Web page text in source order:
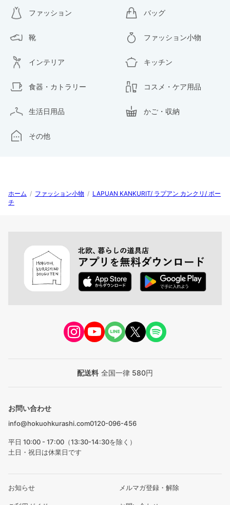
ファッション バッグ
靴 ファッション小物
インテリア キッチン
食器・カトラリー コスメ・ケア用品
生活日用品 かご・収納
その他
ホーム / ファッション小物 / LAPUAN KANKURIT/ ラプアン カンクリ/ ポー
チ
配送料 全国一律 580円
お問い合わせ
info@hokuohkurashi.com0120-096-456
平日 10:00 - 17:00（13:30-14:30を除く）
土日・祝日は休業日です
お知らせ メルマガ登録・解除